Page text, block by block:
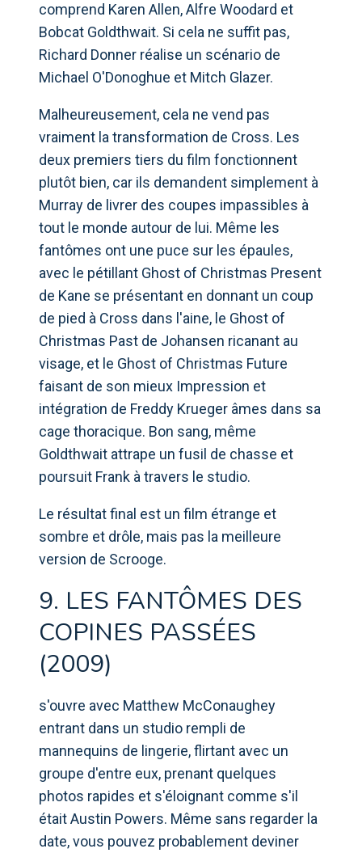
comprend Karen Allen, Alfre Woodard et
Bobcat Goldthwait. Si cela ne suffit pas,
Richard Donner réalise un scénario de
Michael O'Donoghue et Mitch Glazer.
Malheureusement, cela ne vend pas
vraiment la transformation de Cross. Les
deux premiers tiers du film fonctionnent
plutôt bien, car ils demandent simplement à
Murray de livrer des coupes impassibles à
tout le monde autour de lui. Même les
fantômes ont une puce sur les épaules,
avec le pétillant Ghost of Christmas Present
de Kane se présentant en donnant un coup
de pied à Cross dans l'aine, le Ghost of
Christmas Past de Johansen ricanant au
visage, et le Ghost of Christmas Future
faisant de son mieux Impression et
intégration de Freddy Krueger âmes dans sa
cage thoracique. Bon sang, même
Goldthwait attrape un fusil de chasse et
poursuit Frank à travers le studio.
Le résultat final est un film étrange et
sombre et drôle, mais pas la meilleure
version de Scrooge.
9. LES FANTÔMES DES
COPINES PASSÉES
(2009)
s'ouvre avec Matthew McConaughey
entrant dans un studio rempli de
mannequins de lingerie, flirtant avec un
groupe d'entre eux, prenant quelques
photos rapides et s'éloignant comme s'il
était Austin Powers. Même sans regarder la
date, vous pouvez probablement deviner